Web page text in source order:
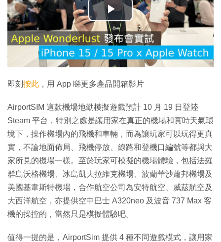
播
放
影
片
即刻 按此 ，用 App 睇更多產品開箱影片
AirportSIM 這款機場地勤模擬遊戲預計 10 月 19 日登陸
Steam 平台，特別之處是讓用家在真正的機場和實時天氣環
境下，操作機場內的飛機和車輛，而為讓玩家可以玩得更真
實，不論地面佈局、飛機停放、線路和登機口編號等都與大
家所見的機場一樣。至於玩家可模擬的機場體驗，包括法羅
群島沃格機場、冰島凱夫拉維克機場、波蘭華沙蕭邦機場及
美國基韋斯特機場，合作航空公司為安特航空、威茲航空及
大西洋航空，亦提供空中巴士 A320neo 及波音 737 Max 客
機的操控的，當然只是模擬體驗吧。
值得一提的是，AirportSim 提供 4 種不同遊戲模式，讓用家